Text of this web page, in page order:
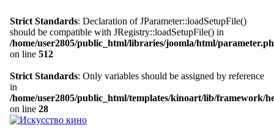
Strict Standards: Declaration of JParameter::loadSetupFile()
should be compatible with JRegistry::loadSetupFile() in
/home/user2805/public_html/libraries/joomla/html/
on line 512
Strict Standards: Only variables should be assigned by reference
in
/home/user2805/public_html/templates/kinoart/lib/framework/
on line 28